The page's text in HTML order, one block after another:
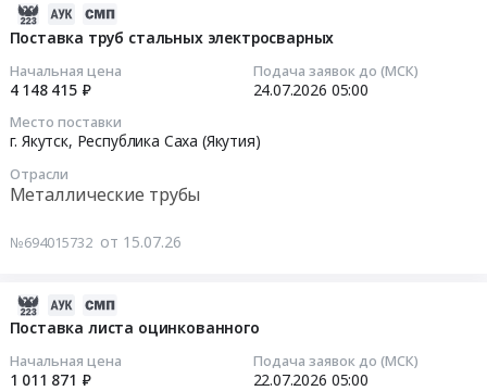
Поставка труб стальных электросварных
Начальная цена
4 148 415 ₽
Подача заявок до (МСК)
24.07.2026 05:00
Место поставки
г. Якутск, Республика Саха (Якутия)
Отрасли
Металлические трубы
№694015732 от 15.07.26
Поставка листа оцинкованного
Начальная цена
1 011 871 ₽
Подача заявок до (МСК)
22.07.2026 05:00